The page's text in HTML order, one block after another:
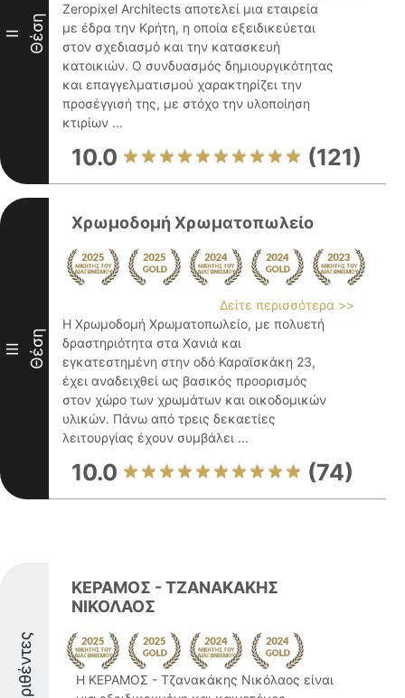
II Θέση
Zeropixel Architects αποτελεί μια εταιρεία
με έδρα την Κρήτη, η οποία εξειδικεύεται
στον σχεδιασμό και την κατασκευή
κατοικιών. Ο συνδυασμός δημιουργικότητας
και επαγγελματισμού χαρακτηρίζει την
προσέγγισή της, με στόχο την υλοποίηση
κτιρίων ...
10.0 (121)
III Θέση
Χρωμοδομή Χρωματοπωλείο
Δείτε περισσότερα >>
Η Χρωμοδομή Χρωματοπωλείο, με πολυετή
δραστηριότητα στα Χανιά και
εγκατεστημένη στην οδό Καραϊσκάκη 23,
έχει αναδειχθεί ως βασικός προορισμός
στον χώρο των χρωμάτων και οικοδομικών
υλικών. Πάνω από τρεις δεκαετίες
λειτουργίας έχουν συμβάλει ...
10.0 (74)
ΚΕΡΑΜΟΣ - ΤΖΑΝΑΚΑΚΗΣ
ΝΙΚΟΛΑΟΣ
Η ΚΕΡΑΜΟΣ - Τζανακάκης Νικόλαος είναι